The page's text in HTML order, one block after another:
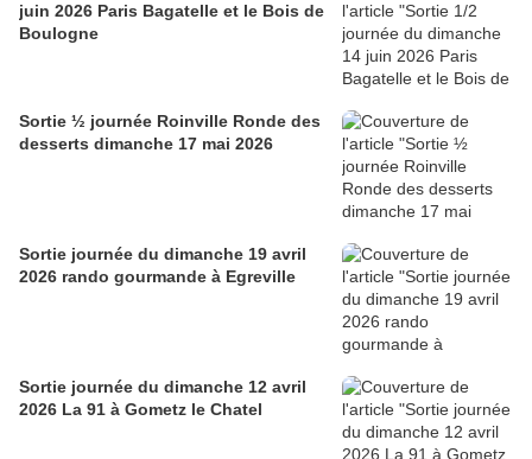
juin 2026 Paris Bagatelle et le Bois de
Boulogne
Sortie ½ journée Roinville Ronde des
desserts dimanche 17 mai 2026
Sortie journée du dimanche 19 avril
2026 rando gourmande à Egreville
Sortie journée du dimanche 12 avril
2026 La 91 à Gometz le Chatel